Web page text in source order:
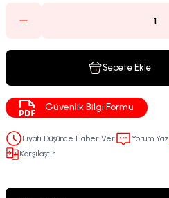
Sepete Ekle
Güvenlik Bilgi Formu
Fiyatı Düşünce Haber Ver Yorum Yaz
Karşılaştır